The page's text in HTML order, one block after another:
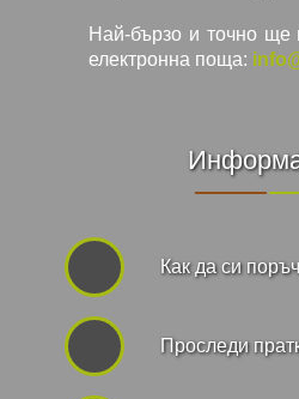
Най-бързо и точно ще
електронна поща:
Как да си
Проследи